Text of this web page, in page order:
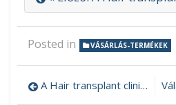
Posted in VÁSÁRLÁS-TERMÉKEK
A Hair transplant clinic nagyszerű lehetőséget kínál